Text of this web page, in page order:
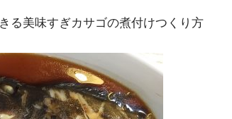
る美味すぎカサゴの煮付けつくり方